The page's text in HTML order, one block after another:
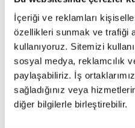
İçeriği ve reklamları
özellikleri sunmak ve trafiği
kullanıyoruz. Sitemizi
sosyal medya, reklamcılık
paylaşabiliriz. İş
sağladığınız veya
diğer bilgilerle birleştirebilir.